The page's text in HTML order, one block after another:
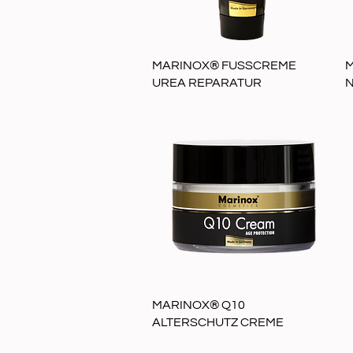
Schnellansicht
MARINOX® FUSSCREME
UREA REPARATUR
Schnellansicht
MARINOX® Q10
ALTERSCHUTZ CREME